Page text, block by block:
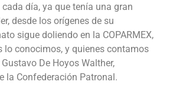
cada día, ya que tenía una gran
desde los orígenes de su
sigue doliendo en la COPARMEX,
lo conocimos, y quienes contamos
De Hoyos Walther,
la Confederación Patronal.